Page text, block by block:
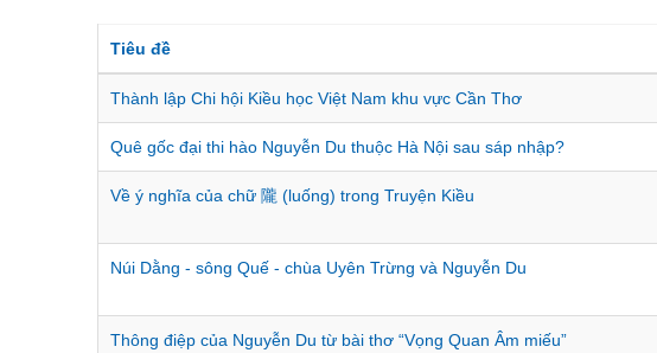
Tiêu đề
Thành lập Chi hội Kiều học Việt Nam khu vực Cần Thơ
Quê gốc đại thi hào Nguyễn Du thuộc Hà Nội sau sáp nhập?
Về ý nghĩa của chữ 隴 (luống) trong Truyện Kiều
Núi Dằng - sông Quế - chùa Uyên Trừng và Nguyễn Du
Thông điệp của Nguyễn Du từ bài thơ “Vọng Quan Âm miếu”